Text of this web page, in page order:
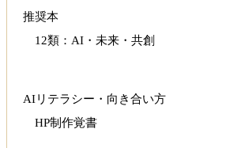
推奨本
12類：AI・未来・共創
AIリテラシー・向き合い方
HP制作覚書